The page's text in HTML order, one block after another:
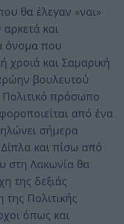
θα έλεγαν «ναι»
και
όνομα που
χροιά και Σαμαρική
βουλευτού
Πολιτικό πρόσωπο
από ένα
σήμερα
και πίσω από
στη Λακωνία θα
της δεξιάς
Πολιτικής
όπως και